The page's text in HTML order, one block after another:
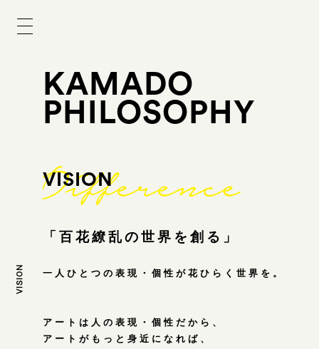
KAMADO
PHILOSOPHY
VISION
VISION
「百花繚乱の世界を創る」
一人ひとつの表現・個性が花ひらく世界を。
アートは人の表現・個性だから、
アートがもっと身近になれば、